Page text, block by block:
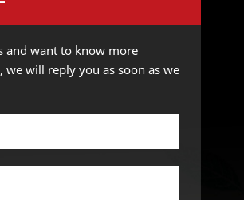
and want to know more
we will reply you as soon as we